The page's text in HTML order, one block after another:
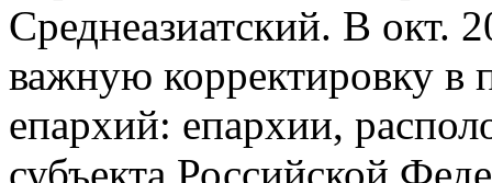
Среднеазиатский. В окт.
важную корректировку в
епархий: епархии,
субъекта Российской